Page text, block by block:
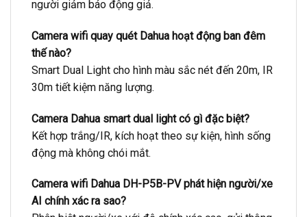
người giảm báo động giả.
Camera wifi quay quét Dahua hoạt động ban đêm
thế nào?
Smart Dual Light cho hình màu sắc nét đến 20m, IR
30m tiết kiệm năng lượng.
Camera Dahua smart dual light có gì đặc biệt?
Kết hợp trắng/IR, kích hoạt theo sự kiện, hình sống
động mà không chói mắt.
Camera wifi Dahua DH-P5B-PV phát hiện người/xe
AI chính xác ra sao?